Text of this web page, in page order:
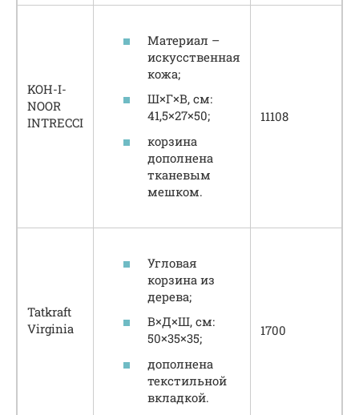
KOH-I-
NOOR
INTRECCI
Материал –
искусственная
кожа;
Ш×Г×В, см:
41,5×27×50;
корзина
дополнена
тканевым
мешком.
11108
Tatkraft
Virginia
Угловая
корзина из
дерева;
В×Д×Ш, см:
50×35×35;
дополнена
текстильной
вкладкой.
1700